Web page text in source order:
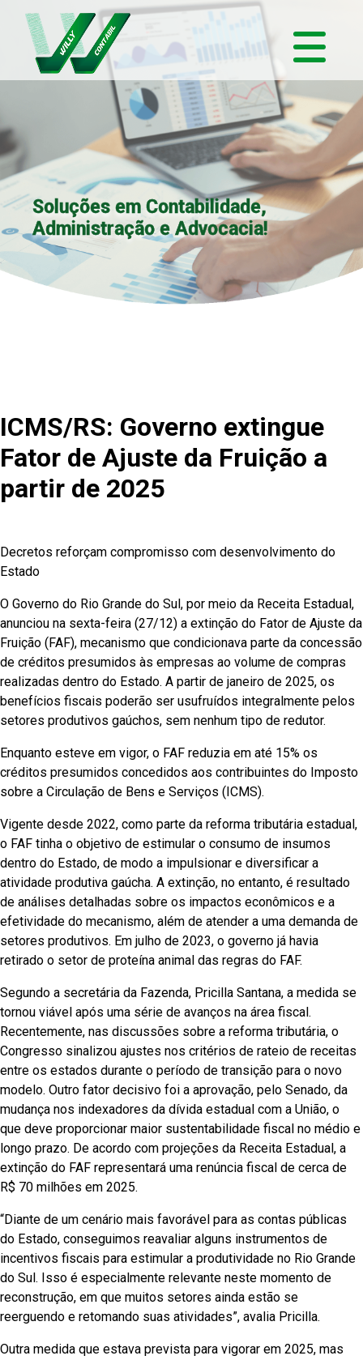
Soluções em Contabilidade,
Administração e Advocacia!
ICMS/RS: Governo extingue
Fator de Ajuste da Fruição a
partir de 2025
Decretos reforçam compromisso com desenvolvimento do
Estado
O Governo do Rio Grande do Sul, por meio da Receita Estadual,
anunciou na sexta-feira (27/12) a extinção do Fator de Ajuste da
Fruição (FAF), mecanismo que condicionava parte da concessão
de créditos presumidos às empresas ao volume de compras
realizadas dentro do Estado. A partir de janeiro de 2025, os
benefícios fiscais poderão ser usufruídos integralmente pelos
setores produtivos gaúchos, sem nenhum tipo de redutor.
Enquanto esteve em vigor, o FAF reduzia em até 15% os
créditos presumidos concedidos aos contribuintes do Imposto
sobre a Circulação de Bens e Serviços (ICMS).
Vigente desde 2022, como parte da reforma tributária estadual,
o FAF tinha o objetivo de estimular o consumo de insumos
dentro do Estado, de modo a impulsionar e diversificar a
atividade produtiva gaúcha. A extinção, no entanto, é resultado
de análises detalhadas sobre os impactos econômicos e a
efetividade do mecanismo, além de atender a uma demanda de
setores produtivos. Em julho de 2023, o governo já havia
retirado o setor de proteína animal das regras do FAF.
Segundo a secretária da Fazenda, Pricilla Santana, a medida se
tornou viável após uma série de avanços na área fiscal.
Recentemente, nas discussões sobre a reforma tributária, o
Congresso sinalizou ajustes nos critérios de rateio de receitas
entre os estados durante o período de transição para o novo
modelo. Outro fator decisivo foi a aprovação, pelo Senado, da
mudança nos indexadores da dívida estadual com a União, o
que deve proporcionar maior sustentabilidade fiscal no médio e
longo prazo. De acordo com projeções da Receita Estadual, a
extinção do FAF representará uma renúncia fiscal de cerca de
R$ 70 milhões em 2025.
“Diante de um cenário mais favorável para as contas públicas
do Estado, conseguimos reavaliar alguns instrumentos de
incentivos fiscais para estimular a produtividade no Rio Grande
do Sul. Isso é especialmente relevante neste momento de
reconstrução, em que muitos setores ainda estão se
reerguendo e retomando suas atividades”, avalia Pricilla.
Outra medida que estava prevista para vigorar em 2025, mas